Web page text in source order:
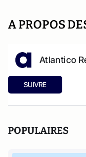
A PROPOS
Atlantico
SUIVRE
POPULAIRES